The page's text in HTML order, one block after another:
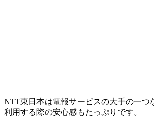
NTT東日本は電報サービスの大手の一つ
利用する際の安心感もたっぷりです。